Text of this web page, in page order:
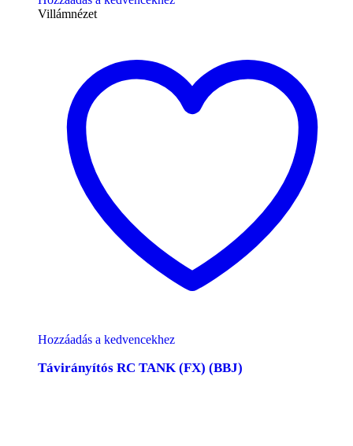
Villámnézet
Hozzáadás a kedvencekhez
Távirányítós RC TANK (FX) (BBJ)